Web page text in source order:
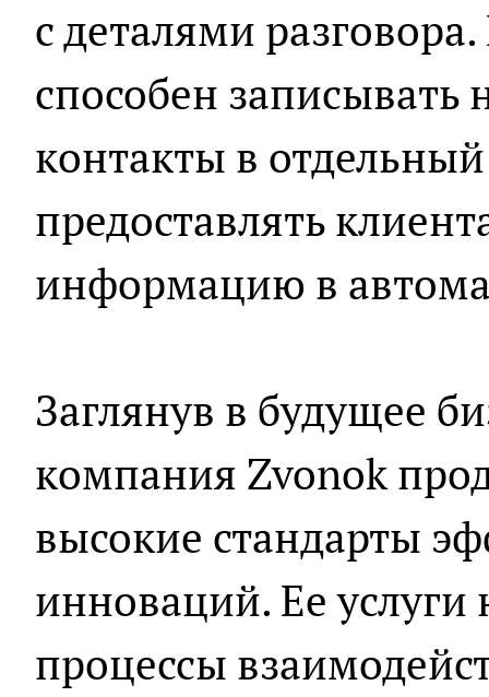
с деталями
способен записывать
контакты в
предоставлять
информацию в
Заглянув в будущее
компания Zvonok
высокие стандарты
инноваций. Ее услуги
процессы